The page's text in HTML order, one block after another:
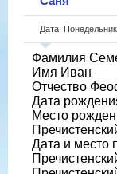
Дата:
Фамилия
Имя Иван
Отчество
Дата
Место
Дата и место